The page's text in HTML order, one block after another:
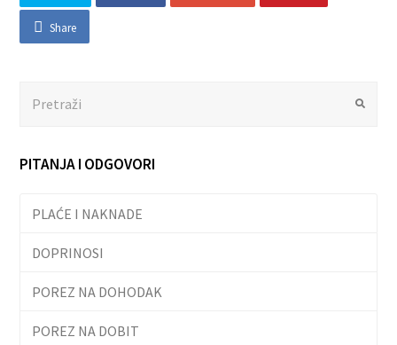
Share
Submit
PITANJA I ODGOVORI
PLAĆE I NAKNADE
DOPRINOSI
POREZ NA DOHODAK
POREZ NA DOBIT